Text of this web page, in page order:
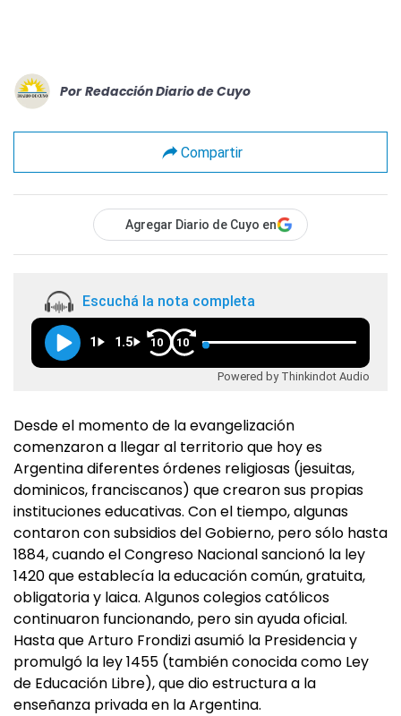
Por Redacción Diario de Cuyo
Compartir
Agregar Diario de Cuyo en
Escuchá la nota completa
1 1.5 10 10
Powered by Thinkindot Audio
Desde el momento de la evangelización
comenzaron a llegar al territorio que hoy es
Argentina diferentes órdenes religiosas (jesuitas,
dominicos, franciscanos) que crearon sus propias
instituciones educativas. Con el tiempo, algunas
contaron con subsidios del Gobierno, pero sólo hasta
1884, cuando el Congreso Nacional sancionó la ley
1420 que establecía la educación común, gratuita,
obligatoria y laica. Algunos colegios católicos
continuaron funcionando, pero sin ayuda oficial.
Hasta que Arturo Frondizi asumió la Presidencia y
promulgó la ley 1455 (también conocida como Ley
de Educación Libre), que dio estructura a la
enseñanza privada en la Argentina.